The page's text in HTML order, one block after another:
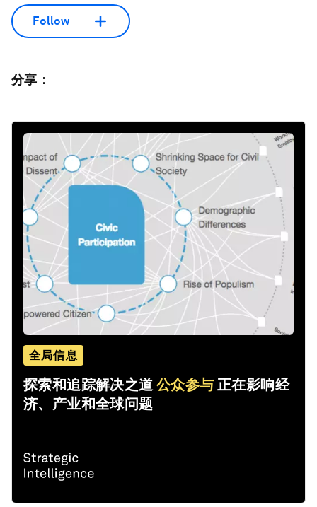
Follow
分享：
全局信息
探索和追踪解决之道公众参与 正在影响经
济、产业和全球问题